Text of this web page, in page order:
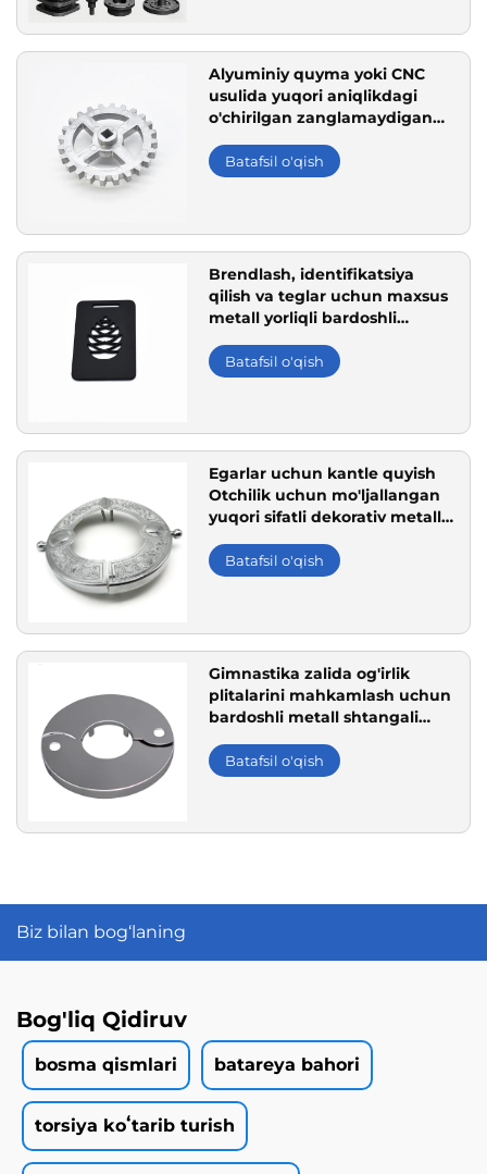
Alyuminiy quyma yoki CNC
usulida yuqori aniqlikdagi
o'chirilgan zanglamaydigan
Batafsil o'qish
Brendlash, identifikatsiya
qilish va teglar uchun maxsus
metall yorliqli bardoshli
Batafsil o'qish
Egarlar uchun kantle quyish
Otchilik uchun mo'ljallangan
yuqori sifatli dekorativ metall
Batafsil o'qish
Gimnastika zalida og'irlik
plitalarini mahkamlash uchun
bardoshli metall shtangali
Batafsil o'qish
Biz bilan bog‘laning
Bog'liq Qidiruv
bosma qismlari batareya bahori
torsiya koʻtarib turish